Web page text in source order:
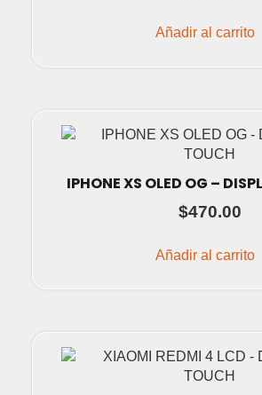
Añadir al carrito
IPHONE XS OLED OG –
$470.00
Añadir al carrito